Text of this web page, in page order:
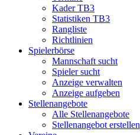
Kader TB3
Statistiken TB3
Rangliste
Richtlinien
Spielerbörse
Mannschaft sucht
Spieler sucht
Anzeige verwalten
Anzeige aufgeben
Stellenangebote
Alle Stellenangebote
Stellenangebot erstellen